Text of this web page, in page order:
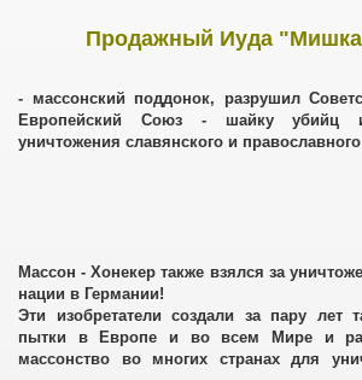
Продажный Иуда "Мишка
- массонский поддонок, разрушил
Европейский Союз - шайку убийц
уничтожения славянского и
Массон - Хонекер также взялся за
нации в Германии!
Эти изобретатели создали за пару лет
пытки в Европе и во всем Мире и
массонство во многих странах для
агентов